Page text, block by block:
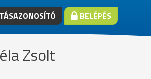
BELÉPÉS
Zsolt